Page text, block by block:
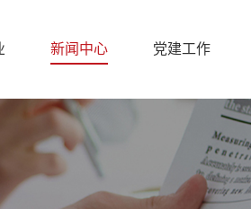
新闻中心 党建工作